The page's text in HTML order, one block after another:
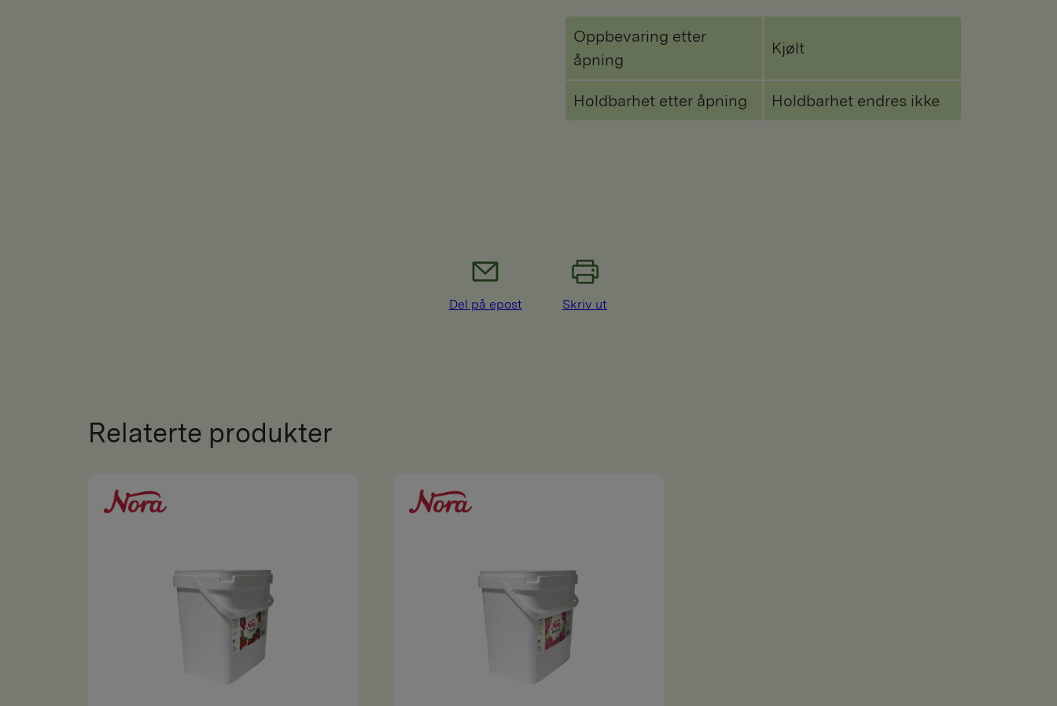
Oppbevaring etter
åpning
Kjølt
Holdbarhet etter åpning Holdbarhet endres ikke
Del på epost Skriv ut
Relaterte produkter